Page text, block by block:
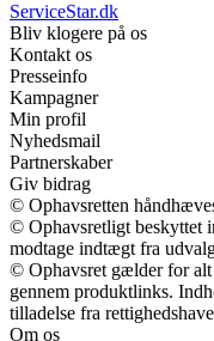
ServiceStar.dk
Bliv klogere på os
Kontakt os
Presseinfo
Kampagner
Min profil
Nyhedsmail
Partnerskaber
Giv bidrag
© Ophavsretten
© Ophavsretligt beskyttet
modtage indtægt fra
© Ophavsret gælder for alt
gennem produktlinks.
tilladelse fra
Om os